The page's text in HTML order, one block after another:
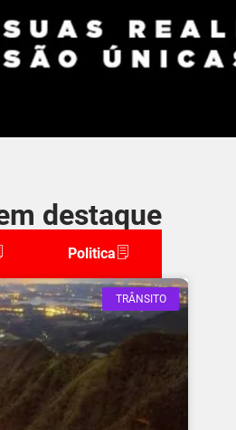
destaque
Politica
TRÂNSITO